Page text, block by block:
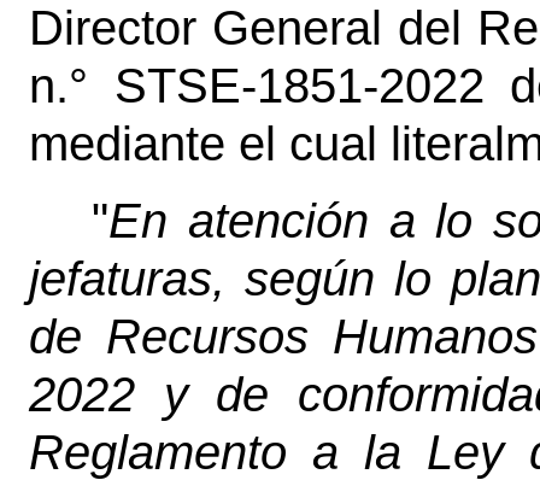
Director General del
n.° STSE-1851-2022
mediante el cual
"En atención a lo
jefaturas, según lo
de Recursos
2022 y de
Reglamento a la Ley